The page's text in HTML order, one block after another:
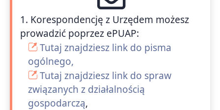
1. Korespondencję z Urzędem możesz
prowadzić poprzez ePUAP:
Tutaj znajdziesz link do pisma
ogólnego,
Tutaj znajdziesz link do spraw
związanych z działalnością
gospodarczą,